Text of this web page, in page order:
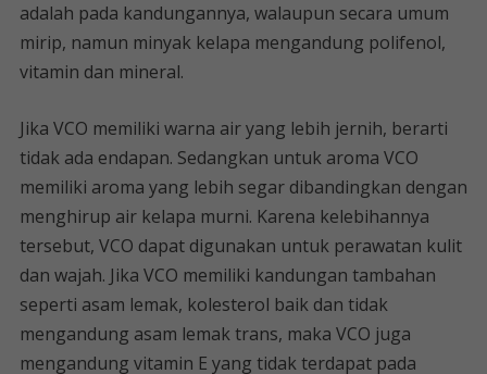
adalah pada kandungannya, walaupun secara umum
mirip, namun minyak kelapa mengandung polifenol,
vitamin dan mineral.
Jika VCO memiliki warna air yang lebih jernih, berarti
tidak ada endapan. Sedangkan untuk aroma VCO
memiliki aroma yang lebih segar dibandingkan dengan
menghirup air kelapa murni. Karena kelebihannya
tersebut, VCO dapat digunakan untuk perawatan kulit
dan wajah. Jika VCO memiliki kandungan tambahan
seperti asam lemak, kolesterol baik dan tidak
mengandung asam lemak trans, maka VCO juga
mengandung vitamin E yang tidak terdapat pada